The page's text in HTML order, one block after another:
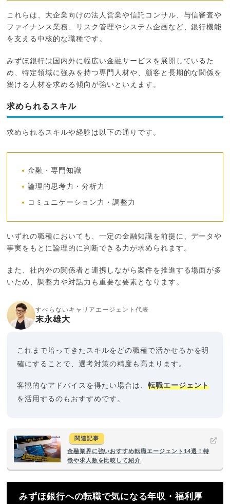
これらは、大企業向けの法人営業や信託コンサル、与信審査や
ファイナンス業務、リスク管理やシステム企画など、銀行機能
を支える中核的な職種です。
みずほ銀行は国内外に幅広い金融サービスを展開しているた
め、特定領域に強みを持つ専門人材や、顧客と長期的な関係を
築ける人材を求める傾向が強いといえます。
求められるスキル
求められるスキルや経験は以下の通りです。
金融・専門知識
論理的思考力・分析力
コミュニケーション力・調整力
いずれの職種においても、一定の金融知識を前提に、データや
事実をもとに論理的に判断できる力が求められます。
また、社内外の関係者と連携しながら案件を推進する場面が多
いため、調整力や対話力も重要な要素となります。
すべらないキャリアエージェント代表
末永雄大
これまで培ってきたスキルをどの職種で活かせるかを明
確にすることで、選考対策の精度も高まります。
客観的なアドバイスを得たい場合は、 転職エージェント
を活用するのもおすすめです。
関連記事
金融業界に強いおすすめ転職エージェント14選！特
徴や求人数を比較して紹介
みずほ銀行への転職で気になる年収・福利厚